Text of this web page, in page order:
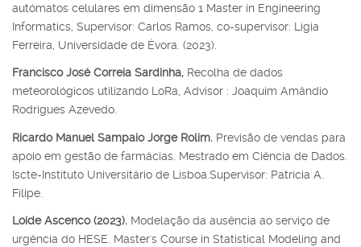
autómatos celulares em dimensão 1 Master in Engineering
Informatics, Supervisor: Carlos Ramos, co-supervisor: Lígia
Ferreira, Universidade de Évora. (2023).
Francisco José Correia Sardinha, Recolha de dados
meteorológicos utilizando LoRa, Advisor : Joaquim Amândio
Rodrigues Azevedo.
Ricardo Manuel Sampaio Jorge Rolim. Previsão de vendas para
apoio em gestão de farmácias. Mestrado em Ciência de Dados.
Iscte-Instituto Universitário de Lisboa.Supervisor: Patrícia A.
Filipe.
Loide Ascenco (2023). Modelação da ausência ao serviço de
urgência do HESE. Master's Course in Statistical Modeling and